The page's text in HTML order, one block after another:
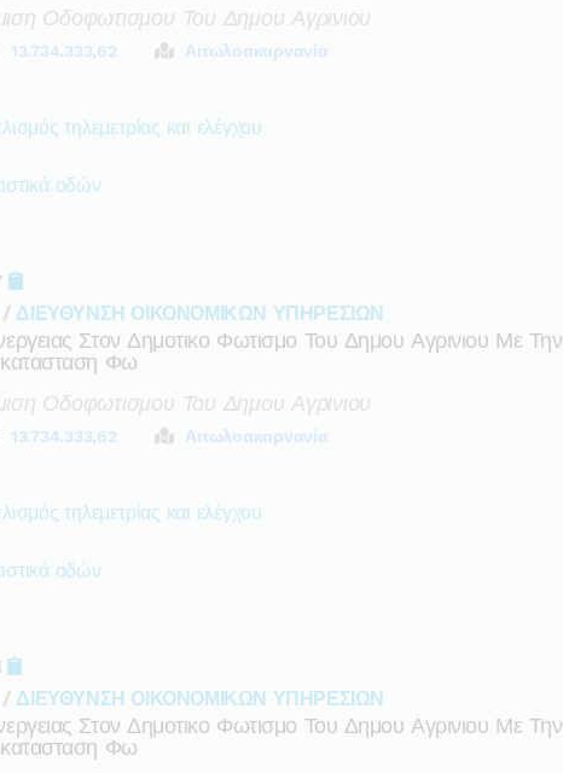
Οδοφωτισμου Του Δημου Αγρινιου
13.734.333,62 Αιτωλοακαρνανία
τηλεμετρίας και ελέγχου
οδών
/ ΔΙΕΥΘΥΝΣΗ ΟΙΚΟΝΟΜΙΚΩΝ ΥΠΗΡΕΣΙΩΝ
Στον Δημοτικο Φωτισμο Του Δημου Αγρινιου Με Την
Φω
Οδοφωτισμου Του Δημου Αγρινιου
13.734.333,62 Αιτωλοακαρνανία
τηλεμετρίας και ελέγχου
οδών
/ ΔΙΕΥΘΥΝΣΗ ΟΙΚΟΝΟΜΙΚΩΝ ΥΠΗΡΕΣΙΩΝ
Στον Δημοτικο Φωτισμο Του Δημου Αγρινιου Με Την
Φω